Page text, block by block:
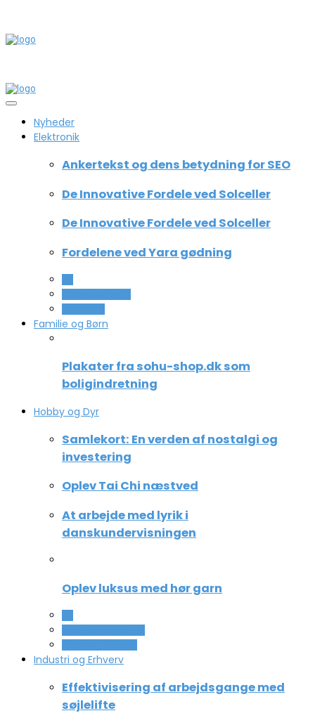
Nyheder
Elektronik
Ankertekst og dens betydning for SEO
De Innovative Fordele ved Solceller
De Innovative Fordele ved Solceller
Fordelene ved Yara gødning
Familie og Børn
Plakater fra sohu-shop.dk som
boligindretning
Hobby og Dyr
Samlekort: En verden af nostalgi og
investering
Oplev Tai Chi næstved
At arbejde med lyrik i
danskundervisningen
Oplev luksus med hør garn
Industri og Erhverv
Effektivisering af arbejdsgange med
søjlelifte